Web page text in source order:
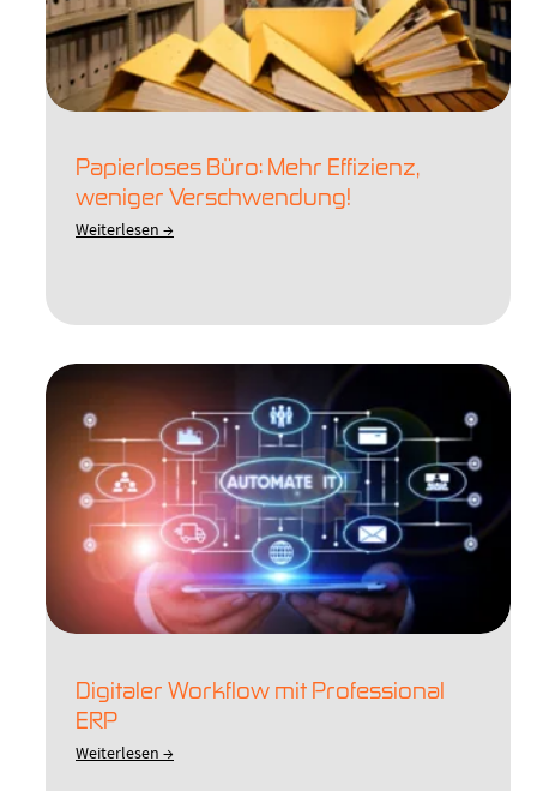
Papierloses Büro: Mehr Effizienz,
weniger Verschwendung!
Weiterlesen →
Digitaler Workflow mit Professional
ERP
Weiterlesen →